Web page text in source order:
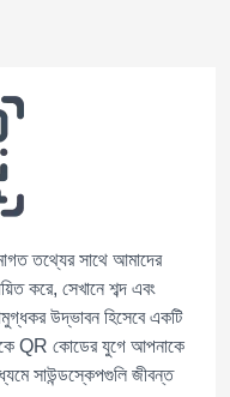
তথ্যের সাথে আমাদের
করে, সেখানে শব্দ এবং
উদ্ভাবন হিসেবে একটি
QR কোডের যুগে আপনাকে
সাউন্ডস্কেপগুলি জীবন্ত